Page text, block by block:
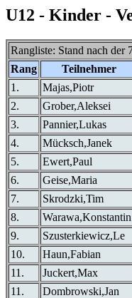
U12 - Kinder -
Rangliste: Stand nach der
Rang
Teilnehmer
1.
Majas,Piotr
2.
Grober,Aleksei
3.
Pannier,Lukas
4.
Mücksch,Janek
5.
Ewert,Paul
6.
Geise,Maria
7.
Skrodzki,Tim
8.
Warawa,Konstantin
9.
Szusterkiewicz,Le
10.
Haun,Fabian
11.
Juckert,Max
11.
Dombrowski,Jan